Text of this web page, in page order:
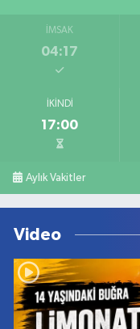
İMSAK
04:17
İKINDI
17:00
Aylık Vakitler
Video